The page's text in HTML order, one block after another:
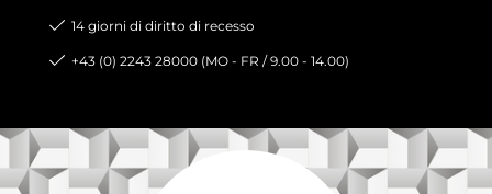
14 giorni di diritto di recesso
+43 (0) 2243 28000 (MO - FR / 9.00 - 14.00)